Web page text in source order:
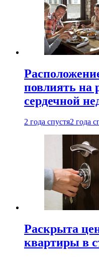
повлиять на
сердечной
2 года спустя2 года
Раскрыта
квартиры в